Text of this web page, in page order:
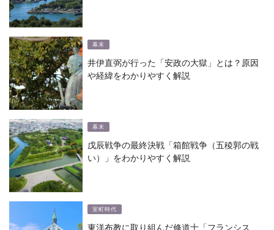
幕末
井伊直弼が行った「安政の大獄」とは？原因
や経緯をわかりやすく解説
幕末
戊辰戦争の最終決戦「箱館戦争（五稜郭の戦
い）」をわかりやすく解説
室町時代
東洋布教に取り組んだ修道士「フランシス